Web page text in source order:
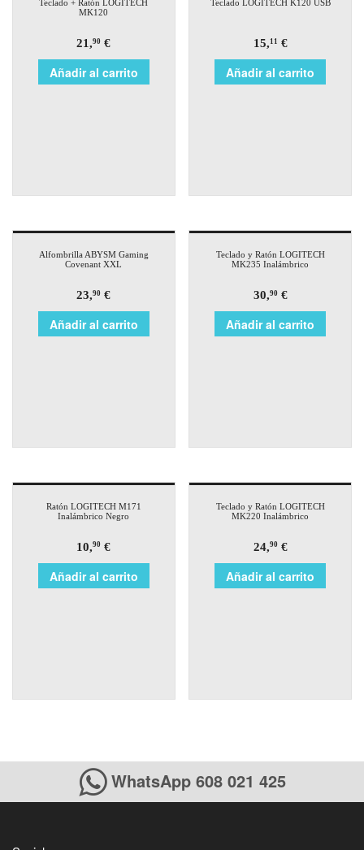
Teclado + Ratón LOGITECH
MK120
21,90 €
Añadir al carrito
Teclado LOGITECH K120 USB
15,11 €
Añadir al carrito
Alfombrilla ABYSM Gaming
Covenant XXL
23,90 €
Añadir al carrito
Teclado y Ratón LOGITECH
MK235 Inalámbrico
30,90€
Añadir al carrito
Ratón LOGITECH M171
Inalámbrico Negro
10,90 €
Añadir al carrito
Teclado y Ratón LOGITECH
MK220 Inalámbrico
24,90€
Añadir al carrito
WhatsApp 608 021 425